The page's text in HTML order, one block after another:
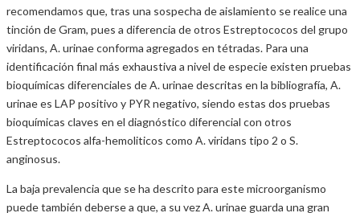
recomendamos que, tras una sospecha de aislamiento se realice una
tinción de Gram, pues a diferencia de otros Estreptococos del grupo
viridans, A. urinae conforma agregados en tétradas. Para una
identificación final más exhaustiva a nivel de especie existen pruebas
bioquímicas diferenciales de A. urinae descritas en la bibliografía, A.
urinae es LAP positivo y PYR negativo, siendo estas dos pruebas
bioquímicas claves en el diagnóstico diferencial con otros
Estreptococos alfa-hemoliticos como A. viridans tipo 2 o S.
anginosus.
La baja prevalencia que se ha descrito para este microorganismo
puede también deberse a que, a su vez A. urinae guarda una gran